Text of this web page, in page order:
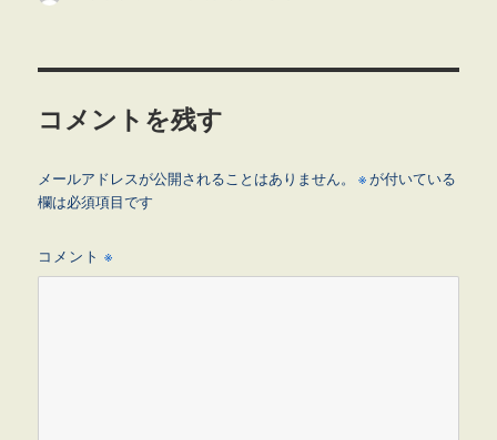
コメントを残す
メールアドレスが公開されることはありません。 ※が付いている
欄は必須項目です
コメント※